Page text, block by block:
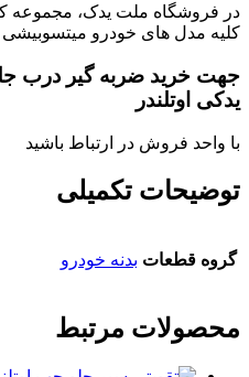
در فروشگاه ملت یدک، مجموعه
کلیه مدل های خودرو میتسوبیشی را
جهت خرید ضربه گیر درب
یدکی اوتلندر
با واحد فروش در ارتباط باشید
توضیحات تکمیلی
گروه قطعات بدنه خودرو
محصولات مرتبط